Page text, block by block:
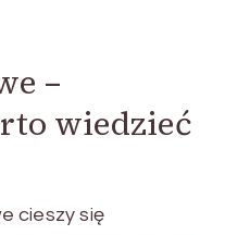
–
wiedzieć
cieszy się